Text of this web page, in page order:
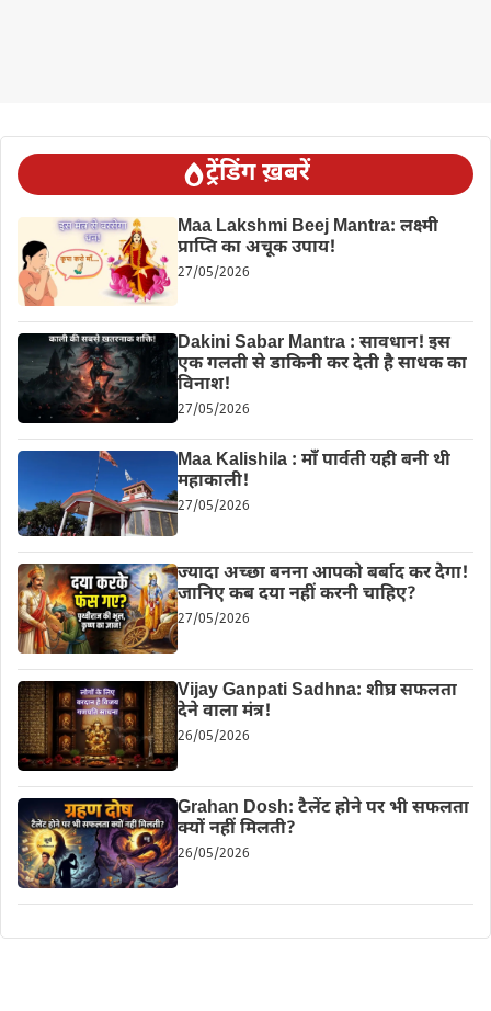
ट्रेंडिंग ख़बरें
Maa Lakshmi Beej Mantra: लक्ष्मी
प्राप्ति का अचूक उपाय!
27/05/2026
Dakini Sabar Mantra : सावधान! इस
एक गलती से डाकिनी कर देती है साधक का
विनाश!
27/05/2026
Maa Kalishila : माँ पार्वती यही बनी थी
महाकाली!
27/05/2026
ज्यादा अच्छा बनना आपको बर्बाद कर देगा!
जानिए कब दया नहीं करनी चाहिए?
27/05/2026
Vijay Ganpati Sadhna: शीघ्र सफलता
देने वाला मंत्र!
26/05/2026
Grahan Dosh: टैलेंट होने पर भी सफलता
क्यों नहीं मिलती?
26/05/2026